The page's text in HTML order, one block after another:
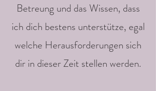
Betreung und das Wissen, dass
ich dich bestens unterstütze, egal
welche Herausforderungen sich
dir in dieser Zeit stellen werden.